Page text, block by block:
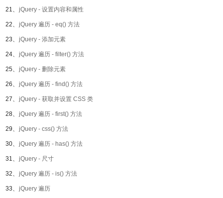
21、 jQuery - 设置内容和属性
22、 jQuery 遍历 - eq() 方法
23、 jQuery - 添加元素
24、 jQuery 遍历 - filter() 方法
25、 jQuery - 删除元素
26、 jQuery 遍历 - find() 方法
27、 jQuery - 获取并设置 CSS 类
28、 jQuery 遍历 - first() 方法
29、 jQuery - css() 方法
30、 jQuery 遍历 - has() 方法
31、 jQuery - 尺寸
32、 jQuery 遍历 - is() 方法
33、 jQuery 遍历